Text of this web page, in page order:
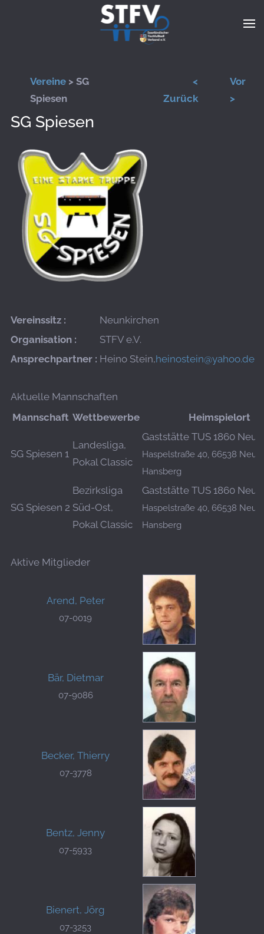
Zum Hauptinhalt springen
Vereine > SG
Spiesen
<
Zurück
Vor
>
SG Spiesen
Vereinssitz :
Neunkirchen
Organisation :
STFV e.V.
Ansprechpartner : Heino Stein,heinostein@yahoo.de
Aktuelle Mannschaften
Mannschaft Wettbewerbe Heimspielort
SG Spiesen 1
Landesliga,
Pokal Classic
Gaststätte TUS 1860
Haspelstraße 40, 66538
Hansberg
SG Spiesen 2
Bezirksliga
Süd-Ost,
Pokal Classic
Gaststätte TUS 1860
Haspelstraße 40, 66538
Hansberg
Aktive Mitglieder
Arend, Peter
07-0019
Bär, Dietmar
07-9086
Becker, Thierry
07-3778
Bentz, Jenny
07-5933
Bienert, Jörg
07-3253